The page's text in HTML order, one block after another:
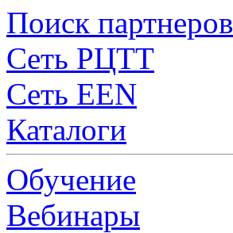
Поиск партнеров
Сеть РЦТТ
Сеть EEN
Каталоги
Обучение
Вебинары